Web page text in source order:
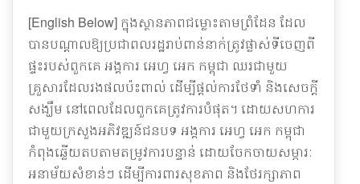
[English Below] ក្នុងស្ថានភាពជម្លោះតាមព្រំដែន ដែល
បានបណ្ដាលឱ្យប្រជាពលរដ្ឋរាប់ពាន់នាក់ត្រូវផ្លាស់ទីចេញពី
ផ្ទះរបស់ពួកគេ អង្គការ អេហ្វ អេក កម្ពុជា ឈរជាមួយ
គ្រួសារដែលរងផលប៉ះពាល់ ដើម្បីផ្តល់ការថែទាំ និងសេចក្តី
សង្ឃឹម នៅពេលដែលពួកគេត្រូវការបំផុត។ ដោយសហការ
ជាមួយក្រសួងអភិវឌ្ឍន៍ជនបទ អង្គការ អេហ្វ អេក កម្ពុជា
កំពុងឆ្លើយតបតាមតម្រូវការបន្ទាន់ ដោយចែកចាយសម្ភារៈ
អនាម័យសំខាន់ៗ ដើម្បីការពារសុខភាព និងថែរក្សាភាព